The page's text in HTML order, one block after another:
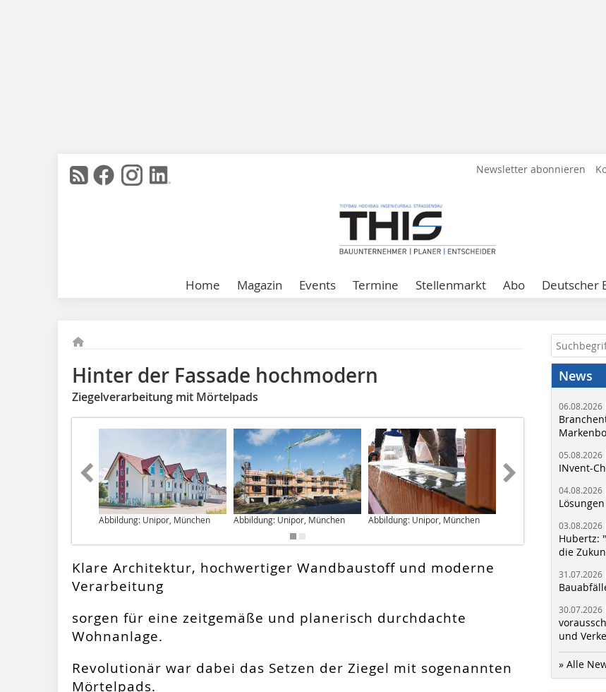
Newsletter abonnieren
Home Magazin Events Termine Stellenmarkt Abo Deutscher
Hinter der Fassade hochmodern
Ziegelverarbeitung mit Mörtelpads
Abbildung: Unipor, München Abbildung: Unipor, München Abbildung: Unipor, München Abbildung: Unipor,
Klare Architektur, hochwertiger Wandbaustoff und moderne
Verarbeitung
sorgen für eine zeitgemäße und planerisch durchdachte
Wohnanlage.
Revolutionär war dabei das Setzen der Ziegel mit sogenannten
Mörtelpads.
News
06.08.2026
05.08.2026
INvent-
04.08.2026
03.08.2026
Hubertz:
die
31.07.2026
30.07.2026
und
» Alle